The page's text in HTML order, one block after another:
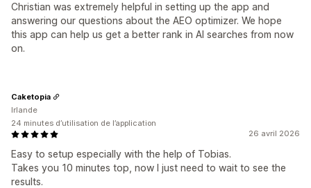
Christian was extremely helpful in setting up the app and
answering our questions about the AEO optimizer. We hope
this app can help us get a better rank in AI searches from now
on.
26 avril 2026
Easy to setup especially with the help of Tobias.
Takes you 10 minutes top, now I just need to wait to see the
results.
Caketopia
Irlande
24 minutes d’utilisation de l’application